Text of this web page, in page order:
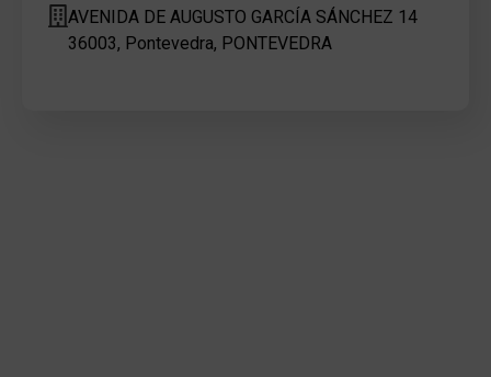
AVENIDA DE AUGUSTO GARCÍA SÁNCHEZ 14
36003, Pontevedra, PONTEVEDRA